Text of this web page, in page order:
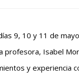
9, 10 y 11 de
profesora, Isabel
y experiencia